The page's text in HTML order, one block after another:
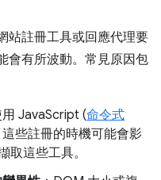
站註冊工具或回應代理要
會有所波動。常見原因包
用 JavaScript (命令式
些註冊的時機可能會影
這些工具。